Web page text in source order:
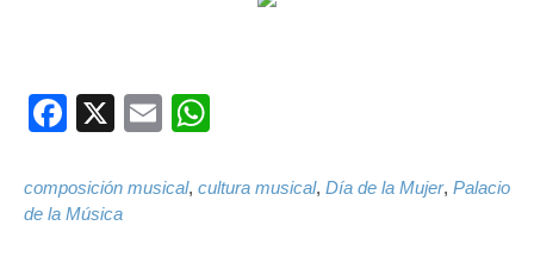
Facebook
X Email
composición musical, cultura musical, Día de la Mujer, Palacio
de la Música